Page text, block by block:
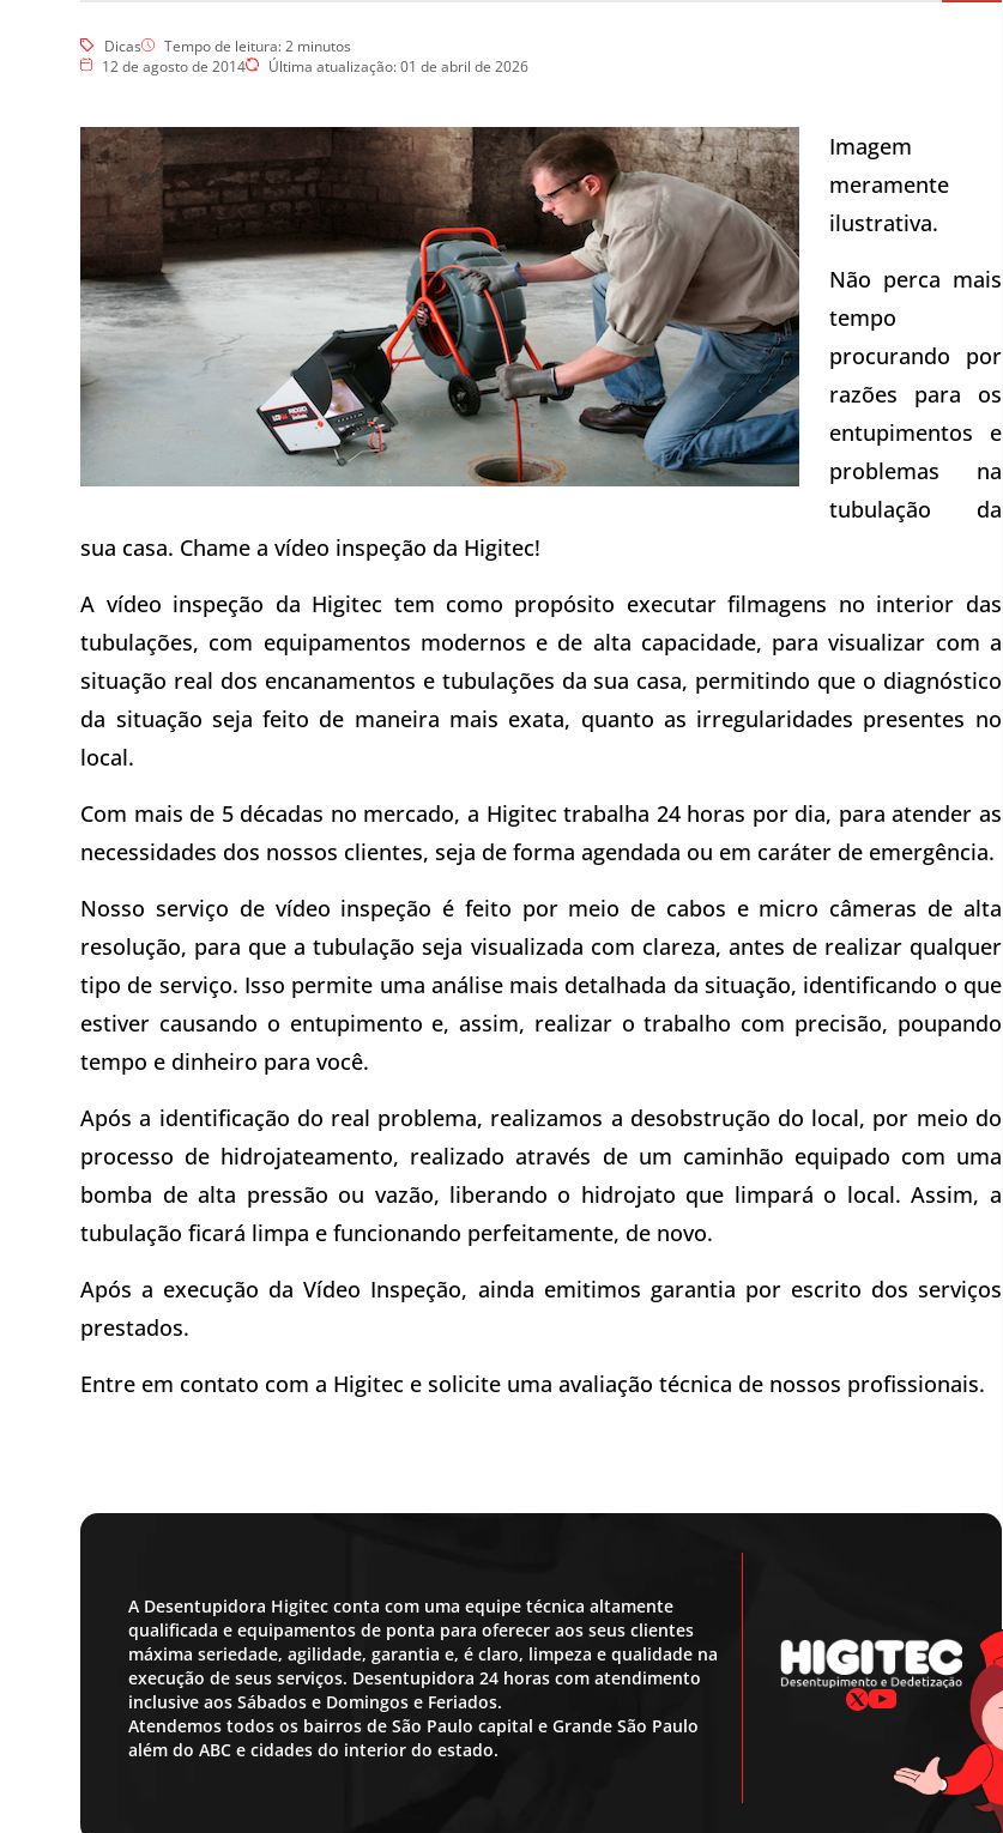
Dicas Tempo de leitura:2 minutos
12 de agosto de 2014
Última atualização: 01 de abril de 2026
Imagem
meramente
ilustrativa.
Não perca mais
tempo
procurando por
razões para os
entupimentos e
problemas na
tubulação da
sua casa. Chame a vídeo inspeção da Higitec!
A vídeo inspeção da Higitec tem como propósito executar filmagens no interior das
tubulações, com equipamentos modernos e de alta capacidade, para visualizar com a
situação real dos encanamentos e tubulações da sua casa, permitindo que o diagnóstico
da situação seja feito de maneira mais exata, quanto as irregularidades presentes no
local.
Com mais de 5 décadas no mercado, a Higitec trabalha 24 horas por dia, para atender as
necessidades dos nossos clientes, seja de forma agendada ou em caráter de emergência.
Nosso serviço de vídeo inspeção é feito por meio de cabos e micro câmeras de alta
resolução, para que a tubulação seja visualizada com clareza, antes de realizar qualquer
tipo de serviço. Isso permite uma análise mais detalhada da situação, identificando o que
estiver causando o entupimento e, assim, realizar o trabalho com precisão, poupando
tempo e dinheiro para você.
Após a identificação do real problema, realizamos a desobstrução do local, por meio do
processo de hidrojateamento, realizado através de um caminhão equipado com uma
bomba de alta pressão ou vazão, liberando o hidrojato que limpará o local. Assim, a
tubulação ficará limpa e funcionando perfeitamente, de novo.
Após a execução da Vídeo Inspeção, ainda emitimos garantia por escrito dos serviços
prestados.
Entre em contato com a Higitec e solicite uma avaliação técnica de nossos profissionais.
A Desentupidora Higitec conta com uma equipe técnica altamente
qualificada e equipamentos de ponta para oferecer aos seus clientes
máxima seriedade, agilidade, garantia e, é claro, limpeza e qualidade na
execução de seus serviços. Desentupidora 24 horas com atendimento
inclusive aos Sábados e Domingos e Feriados.
Atendemos todos os bairros de São Paulo capital e Grande São Paulo
além do ABC e cidades do interior do estado.
Limpa Fossa
Vídeo Inspeção
Controle de Pragas
Dedetização de Pragas
Dedetização – Ratos
Dedetização – Controle de
Cupins
Desratização
Eliminar Ratos
Repelência a Pombos